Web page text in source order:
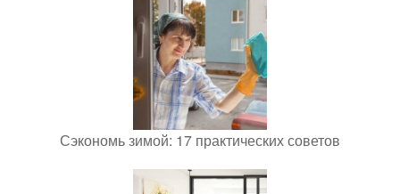
Сэкономь зимой: 17 практических советов